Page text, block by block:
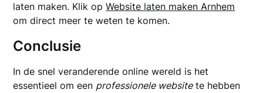
laten maken. Klik opWebsite laten maken Arnhem
om direct meer te weten te komen.
Conclusie
In de snel veranderende online wereld is het
essentieel om een professionele websitete hebben